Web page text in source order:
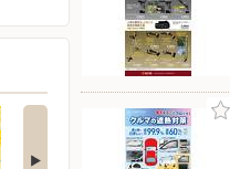
W(ダブル)達成でもれな
く300期間限定マ…
【キャンペーン対象】 ・キ